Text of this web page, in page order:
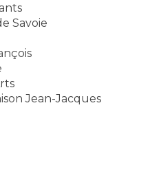
Savoie
Jean-Jacques